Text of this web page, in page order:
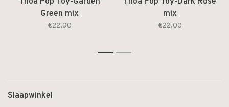
Green mix
€22,00
mix
€22,00
1 2
Slaapwinkel